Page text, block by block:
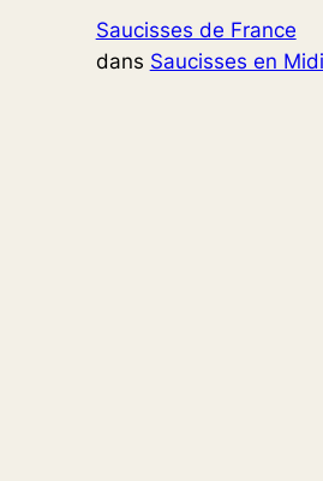
Saucisses de France
dans Saucisses en